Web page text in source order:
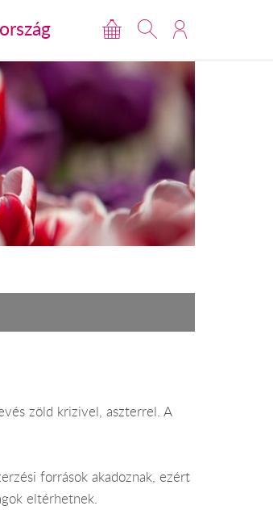
zöld krizivel, aszterrel. A
források akadoznak, ezért
eltérhetnek.